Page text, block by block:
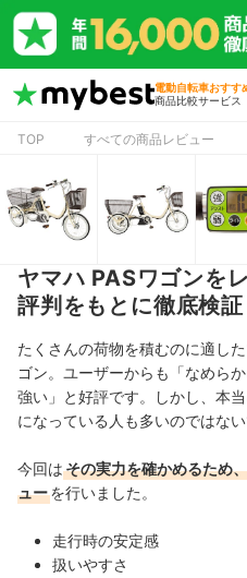
電動自転車おすす
商品比較サービス
TOP すべての商品レビュー
ヤマハ PASワゴンを
評判をもとに徹底検証
たくさんの荷物を積むのに適し
ゴン。ユーザーからも「なめら
強い」と好評です。しかし、本
になっている人も多いのではな
今回はその実力を確かめるため
ューを行いました。
走行時の安定感
扱いやすさ